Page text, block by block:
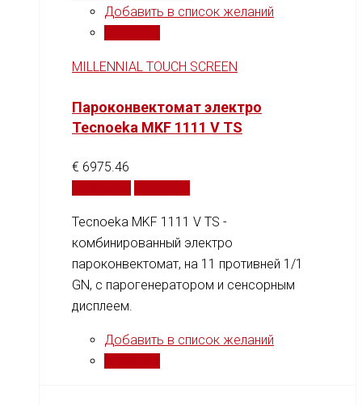
Добавить в список желаний
MILLENNIAL TOUCH SCREEN
Пароконвектомат электро
Tecnoeka MKF 1111 V TS
€ 6975.46
Tecnoeka MKF 1111 V TS -
комбинированный электро
пароконвектомат, на 11 противней 1/1
GN, c парогенератором и сенсорным
дисплеем.
Добавить в список желаний